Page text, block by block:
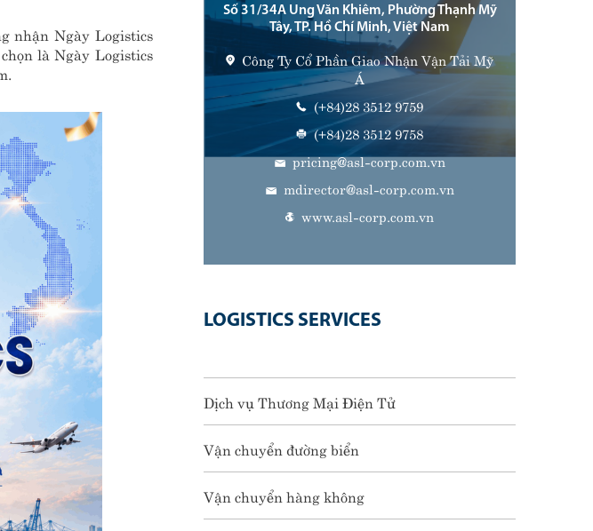
nhận Ngày Logistics
là Ngày Logistics
Số 31/34A Ung Văn Khiêm, Phường Thạnh Mỹ
Tây, TP. Hồ Chí Minh, Việt Nam
Công Ty Cổ Phần Giao Nhận Vận Tải Mỹ
Á
(+84)28 3512 9759
(+84)28 3512 9758
pricing@asl-corp.com.vn
mdirector@asl-corp.com.vn
www.asl-corp.com.vn
LOGISTICS SERVICES
Dịch vụ Thương Mại Điện Tử
Vận chuyển đường biển
Vận chuyển hàng không